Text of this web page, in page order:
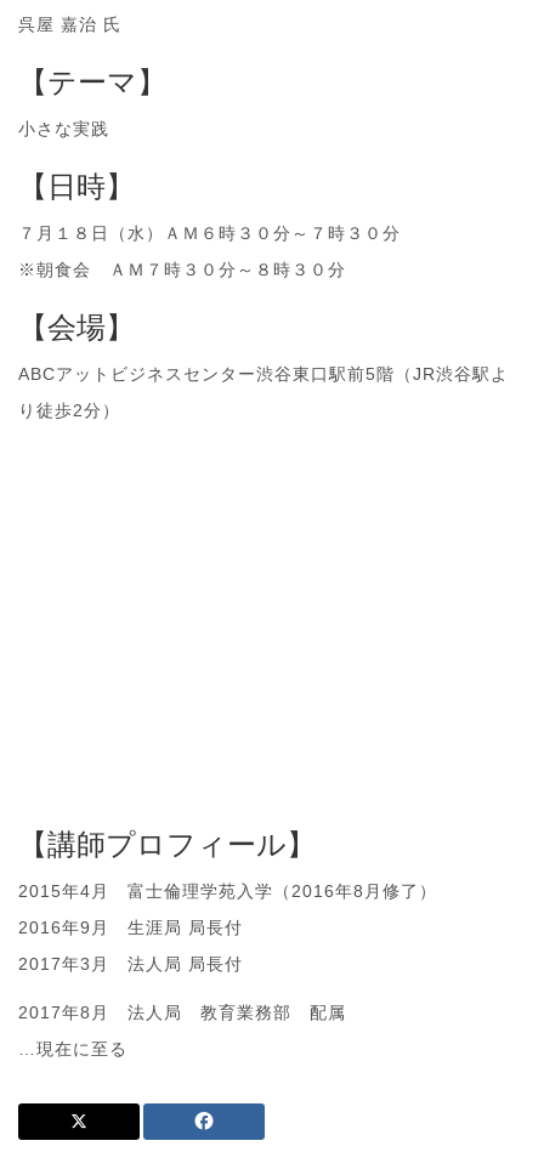
呉屋 嘉治 氏
【テーマ】
小さな実践
【日時】
７月１８日（水）ＡＭ６時３０分～７時３０分
※朝食会 ＡＭ７時３０分～８時３０分
【会場】
ABCアットビジネスセンター渋谷東口駅前5階（JR渋谷駅よ
り徒歩2分）
【講師プロフィール】
2015年4月 富士倫理学苑入学（2016年8月修了）
2016年9月 生涯局 局長付
2017年3月 法人局 局長付
2017年8月 法人局 教育業務部 配属
…現在に至る